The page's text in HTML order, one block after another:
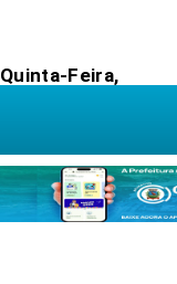
Quinta-Feira,